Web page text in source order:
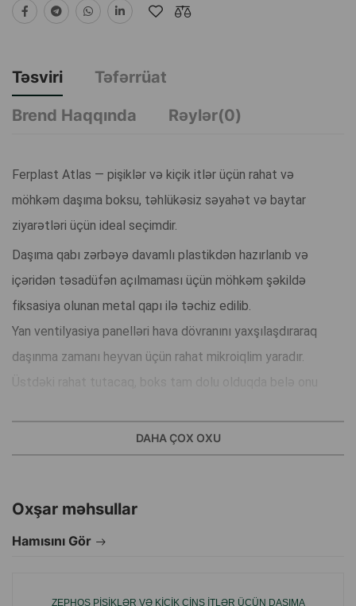
Təsviri
Təfərrüat
Brend Haqqında
Rəylər(0)
Ferplast Atlas — pişiklər və kiçik itlər üçün rahat və
möhkəm daşıma boksu, təhlükəsiz səyahət və baytar
ziyarətləri üçün ideal seçimdir.
Daşıma qabı zərbəyə davamlı plastikdən hazırlanıb və
içəridən təsadüfən açılmaması üçün möhkəm şəkildə
fiksasiya olunan metal qapı ilə təchiz edilib.
Yan ventilyasiya panelləri hava dövranını yaxşılaşdıraraq
daşınma zamanı heyvan üçün rahat mikroiqlim yaradır.
Üstdəki rahat tutacaq, boks tam dolu olduqda belə onu
Konstruksiya asan sökülür və yuyulur ki, bu da onu
müntəzəm istifadə üçün çox əlverişli edir.
Təhlükəsiz metal qapı və etibarlı fiksasiya sistemi.
Zərbəyə davamlı, möhkəm plastik material.
DAHA ÇOX OXU
Oxşar məhsullar
Hamısını Gör
ZEPHOS PIŞIKLƏR VƏ KIÇIK CINS ITLƏR ÜÇÜN DAŞIMA